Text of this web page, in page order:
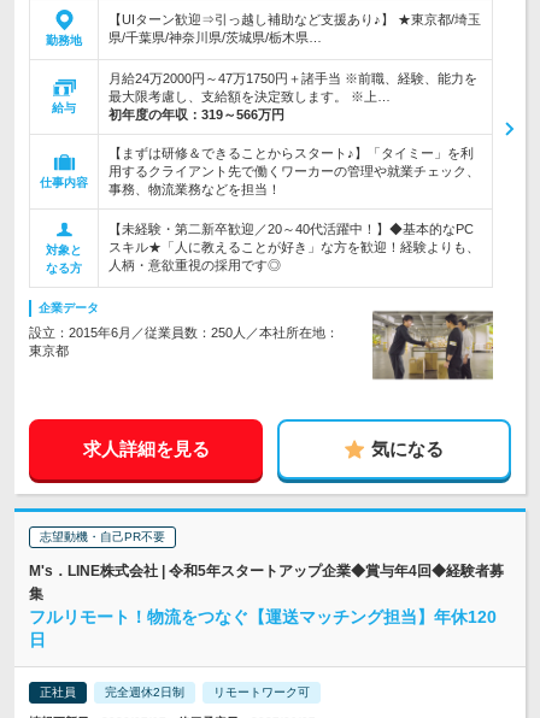
勤務地
【UIターン歓迎⇒引っ越し補助など支援あり♪】 ★東京都/埼玉
県/千葉県/神奈川県/茨城県/栃木県…
給与
月給24万2000円～47万1750円＋諸手当 ※前職、経験、能力を
最大限考慮し、支給額を決定致します。 ※上…
初年度の年収： 319～566万円
仕事内容
【まずは研修＆できることからスタート♪】「タイミー」を利
用するクライアント先で働くワーカーの管理や就業チェック、
事務、物流業務などを担当！
対象と
なる方
【未経験・第二新卒歓迎／20～40代活躍中！】◆基本的なPC
スキル★「人に教えることが好き」な方を歓迎！経験よりも、
人柄・意欲重視の採用です◎
企業データ
設立：2015年6月／従業員数：250人／本社所在地：
東京都
求人詳細を見る 気になる
志望動機・自己PR不要
M's．LINE株式会社 | 令和5年スタートアップ企業◆賞与年4回◆経験者募
集
フルリモート！物流をつなぐ【運送マッチング担当】年休120
日
正社員 完全週休2日制 リモートワーク可